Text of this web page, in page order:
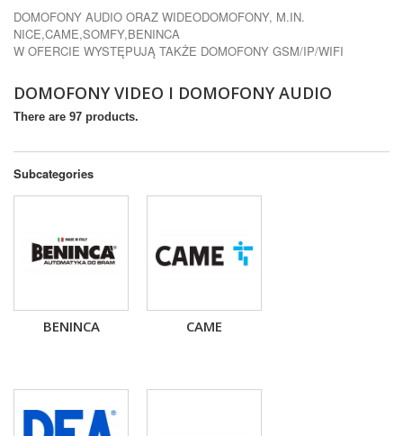
DOMOFONY AUDIO ORAZ WIDEODOMOFONY, M.IN.
NICE,CAME,SOMFY,BENINCA
W OFERCIE WYSTĘPUJĄ TAKŻE DOMOFONY GSM/IP/WIFI
DOMOFONY VIDEO I DOMOFONY AUDIO
There are 97 products.
Subcategories
BENINCA CAME